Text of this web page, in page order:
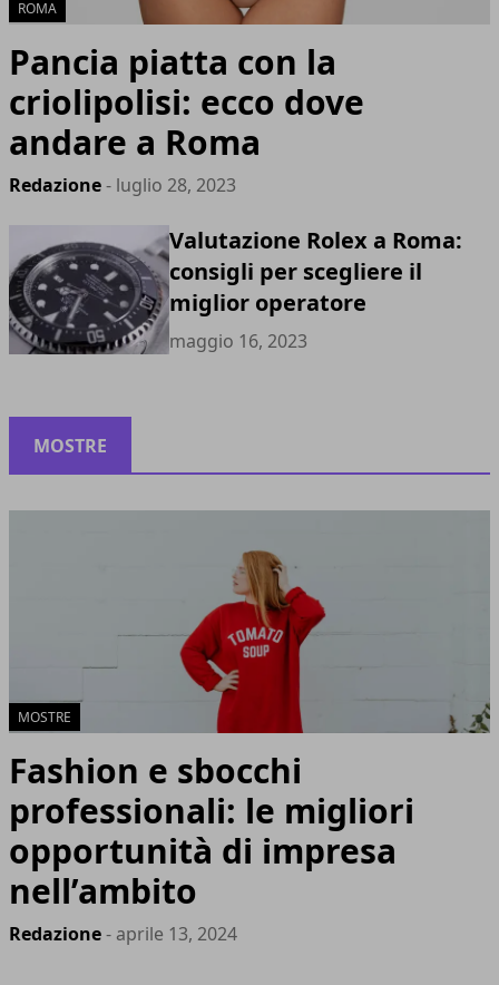
ROMA
Pancia piatta con la
criolipolisi: ecco dove
andare a Roma
Redazione- luglio 28, 2023
Valutazione Rolex a Roma:
consigli per scegliere il
miglior operatore
maggio 16, 2023
MOSTRE
MOSTRE
Fashion e sbocchi
professionali: le migliori
opportunità di impresa
nell’ambito
Redazione- aprile 13, 2024